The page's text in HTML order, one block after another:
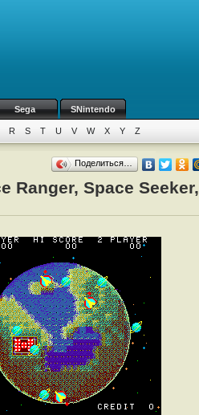
Sega SNintendo
R S T U V W X Y Z
Поделиться…
Ranger, Space Seeker,